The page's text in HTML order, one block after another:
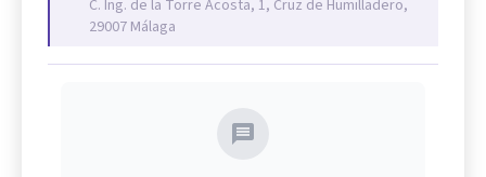
C. Ing. de la Torre Acosta, 1, Cruz de Humilladero,
29007 Málaga